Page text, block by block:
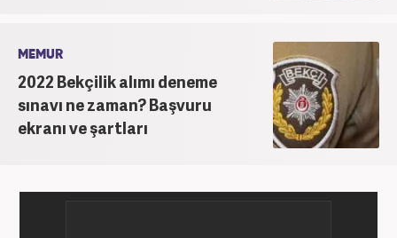
MEMUR
2022 Bekçilik alımı deneme
sınavı ne zaman? Başvuru
ekranı ve şartları